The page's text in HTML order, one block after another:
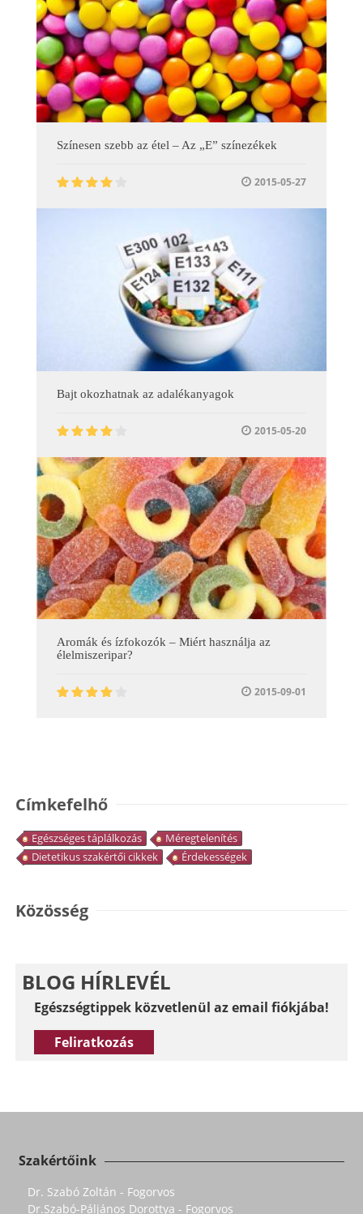
Színesen szebb az étel – Az „E” színezékek
2015-05-27
Bajt okozhatnak az adalékanyagok
2015-05-20
Aromák és ízfokozók – Miért használja az
élelmiszeripar?
2015-09-01
Címkefelhő
Egészséges táplálkozás
Méregtelenítés
Dietetikus szakértői cikkek
Érdekességek
Közösség
BLOG HÍRLEVÉL
Egészségtippek közvetlenül az email fiókjába!
Feliratkozás
Szakértőink
Dr. Szabó Zoltán - Fogorvos
Dr.Szabó-Páljános Dorottya - Fogorvos